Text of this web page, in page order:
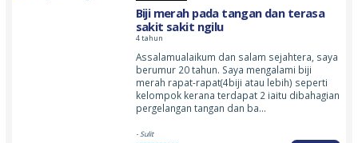
Biji merah pada tangan dan terasa
sakit sakit ngilu
4 tahun
Assalamualaikum dan salam sejahtera, saya
berumur 20 tahun. Saya mengalami biji
merah rapat-rapat(4biji atau lebih) seperti
kelompok kerana terdapat 2 iaitu dibahagian
pergelangan tangan dan ba…
- Sulit